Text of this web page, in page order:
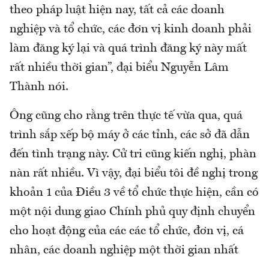
theo pháp luật hiện nay, tất cả các doanh
nghiệp và tổ chức, các đơn vị kinh doanh phải
làm đăng ký lại và quá trình đăng ký này mất
rất nhiều thời gian”, đại biểu Nguyễn Lâm
Thành nói.
Ông cũng cho rằng trên thực tế vừa qua, quá
trình sắp xếp bộ máy ở các tỉnh, các sở đã dẫn
đến tình trạng này. Cử tri cũng kiến nghị, phàn
nàn rất nhiều. Vì vậy, đại biểu tôi đề nghị trong
khoản 1 của Điều 3 về tổ chức thực hiện, cần có
một nội dung giao Chính phủ quy định chuyển
cho hoạt động của các các tổ chức, đơn vị, cá
nhân, các doanh nghiệp một thời gian nhất